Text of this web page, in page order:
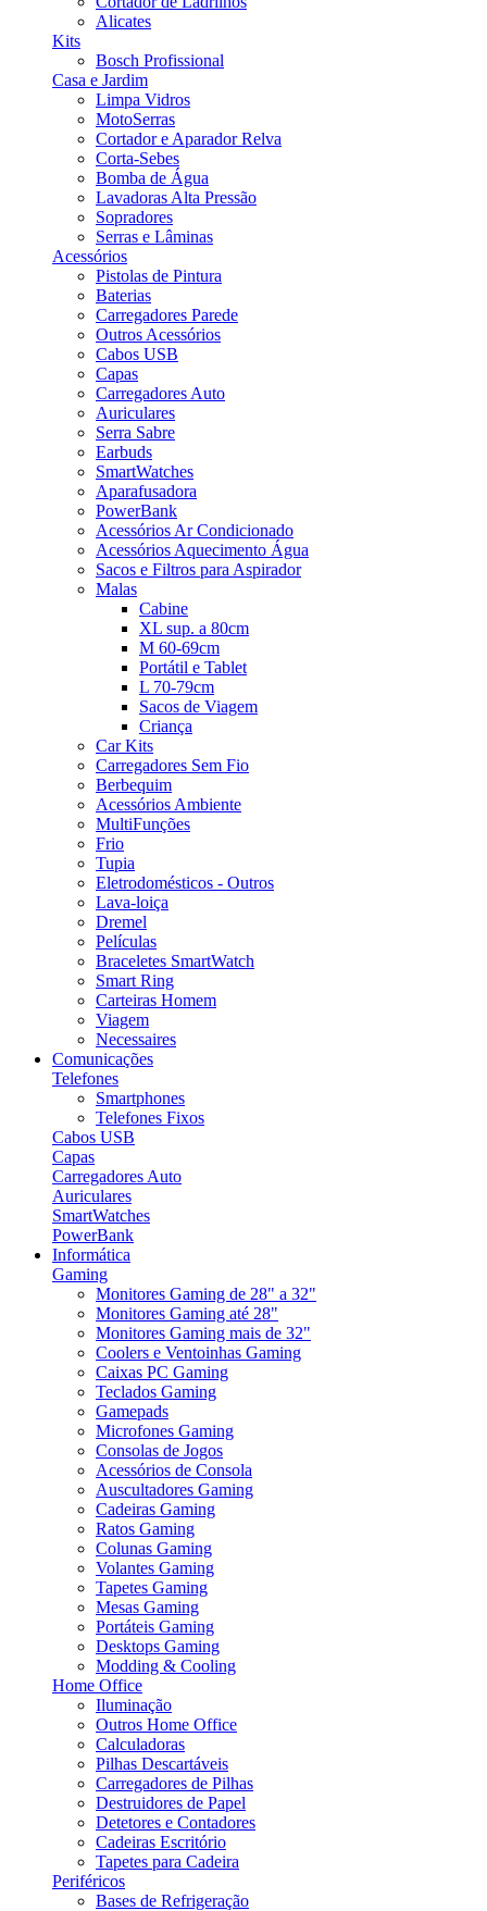
Alicates
Kits
Bosch Profissional
Casa e Jardim
Limpa Vidros
MotoSerras
Cortador e Aparador Relva
Corta-Sebes
Bomba de Água
Lavadoras Alta Pressão
Sopradores
Serras e Lâminas
Acessórios
Pistolas de Pintura
Baterias
Carregadores Parede
Outros Acessórios
Cabos USB
Capas
Carregadores Auto
Auriculares
Serra Sabre
Earbuds
SmartWatches
Aparafusadora
PowerBank
Acessórios Ar Condicionado
Acessórios Aquecimento Água
Sacos e Filtros para Aspirador
Malas
Cabine
XL sup. a 80cm
M 60-69cm
Portátil e Tablet
L 70-79cm
Sacos de Viagem
Criança
Car Kits
Carregadores Sem Fio
Berbequim
Acessórios Ambiente
MultiFunções
Frio
Tupia
Eletrodomésticos - Outros
Lava-loiça
Dremel
Películas
Braceletes SmartWatch
Smart Ring
Carteiras Homem
Viagem
Necessaires
Comunicações
Telefones
Smartphones
Telefones Fixos
Cabos USB
Capas
Carregadores Auto
Auriculares
SmartWatches
PowerBank
Informática
Gaming
Monitores Gaming de 28" a 32"
Monitores Gaming até 28"
Monitores Gaming mais de 32"
Coolers e Ventoinhas Gaming
Caixas PC Gaming
Teclados Gaming
Gamepads
Microfones Gaming
Consolas de Jogos
Acessórios de Consola
Auscultadores Gaming
Cadeiras Gaming
Ratos Gaming
Colunas Gaming
Volantes Gaming
Tapetes Gaming
Mesas Gaming
Portáteis Gaming
Desktops Gaming
Modding & Cooling
Home Office
Iluminação
Outros Home Office
Calculadoras
Pilhas Descartáveis
Carregadores de Pilhas
Destruidores de Papel
Detetores e Contadores
Cadeiras Escritório
Tapetes para Cadeira
Periféricos
Bases de Refrigeração